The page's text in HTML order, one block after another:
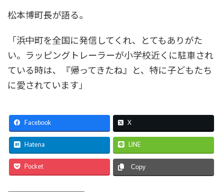
松本博町長が語る。
「浜中町を全国に発信してくれ、とてもありがた
い。ラッピングトレーラーが小学校近くに駐車され
ている時は、『帰ってきたね』と、特に子どもたち
に愛されています」
Facebook X
Hatena LINE
Pocket Copy